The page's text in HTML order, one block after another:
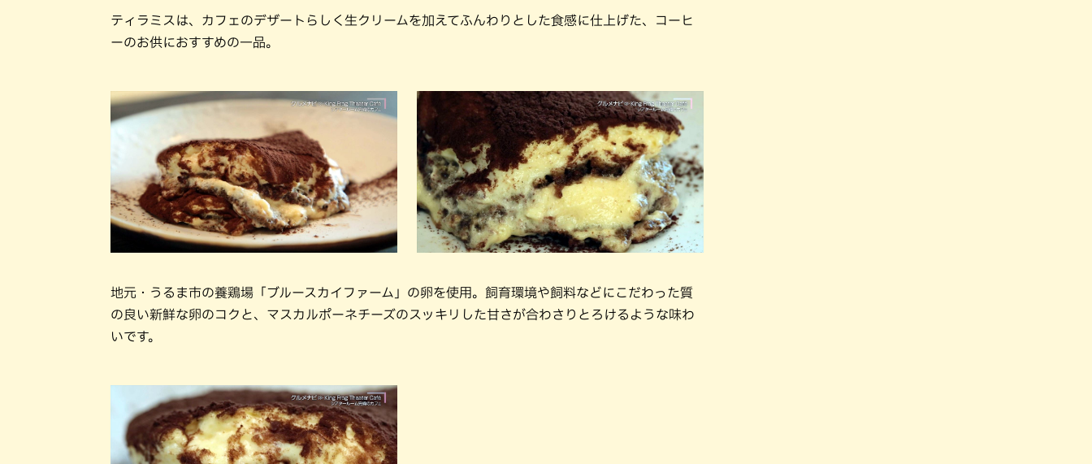
ティラミスは、カフェのデザートらしく生クリームを加えてふんわりとした食感に仕上げた、コーヒ
ーのお供におすすめの一品。
地元・うるま市の養鶏場「ブルースカイファーム」の卵を使用。飼育環境や飼料などにこだわった質
の良い新鮮な卵のコクと、マスカルポーネチーズのスッキリした甘さが合わさりとろけるような味わ
いです。